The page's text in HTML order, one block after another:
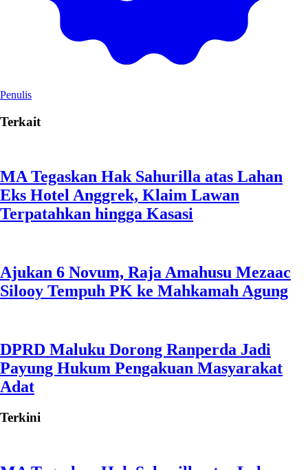
Penulis
Terkait
MA Tegaskan Hak Sahurilla atas Lahan
Eks Hotel Anggrek, Klaim Lawan
Terpatahkan hingga Kasasi
Ajukan 6 Novum, Raja Amahusu Mezaac
Silooy Tempuh PK ke Mahkamah Agung
DPRD Maluku Dorong Ranperda Jadi
Payung Hukum Pengakuan Masyarakat
Adat
Terkini